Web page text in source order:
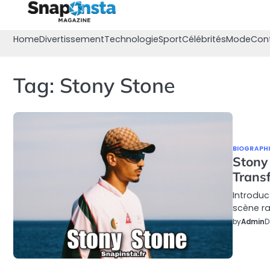
content
HomeDivertissementTechnologieSportCélébritésMode
Tag: Stony Stone
scène
byAdmin